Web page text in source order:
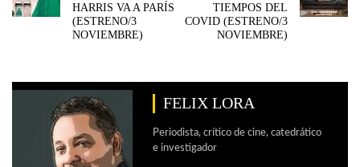
HARRIS VA A PARÍS
(ESTRENO/3
NOVIEMBRE)
TIEMPOS DEL
COVID (ESTRENO/3
NOVIEMBRE)
FELIX LORA
Periodista, crítico de cine, catedrático
e investigador